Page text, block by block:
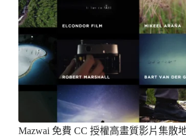
Mazwai 免費 CC 授權高畫質影片集散